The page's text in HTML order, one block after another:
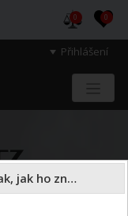
Přihlášení
0 0
Nastavení cookies: Aby web zůstal tak, jak ho znáte